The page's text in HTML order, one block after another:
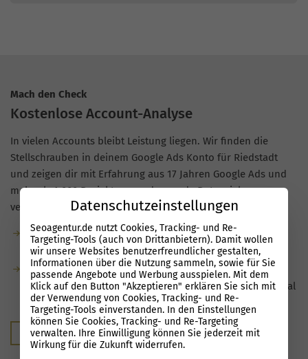
Mach den Check
Kostenlose Account-Analyse
In vielen Accounts bleibt Leistung liegen. Wir finden die
Stellschrauben in deinem Google Ads Konto für Riedstadt
und zeigen dir mit Erfahrung aus 17 Jahren Google Ads und
mehr als 1.000 Projekten, wo du gerade Potenzial
verschenkst.
Kostenlose Analyse: Wir prüfen dein Google Ads Konto
kostenfrei und unverbindlich.
Du bekommst konkrete Hinweise zu
Optimierungsmöglichkeiten und siehst, welches Potenzial
in Struktur, Keywords und Anzeigen steckt.
Kostenloser Audit
Datenschutzeinstellungen
Seoagentur.de nutzt Cookies, Tracking- und Re-
Targeting-Tools (auch von Drittanbietern). Damit wollen
wir unsere Websites benutzerfreundlicher gestalten,
Informationen über die Nutzung sammeln, sowie für Sie
passende Angebote und Werbung ausspielen. Mit dem
Klick auf den Button "Akzeptieren" erklären Sie sich mit
der Verwendung von Cookies, Tracking- und Re-
Targeting-Tools einverstanden. In den Einstellungen
können Sie Cookies, Tracking- und Re-Targeting
verwalten. Ihre Einwilligung können Sie jederzeit mit
Wirkung für die Zukunft widerrufen.